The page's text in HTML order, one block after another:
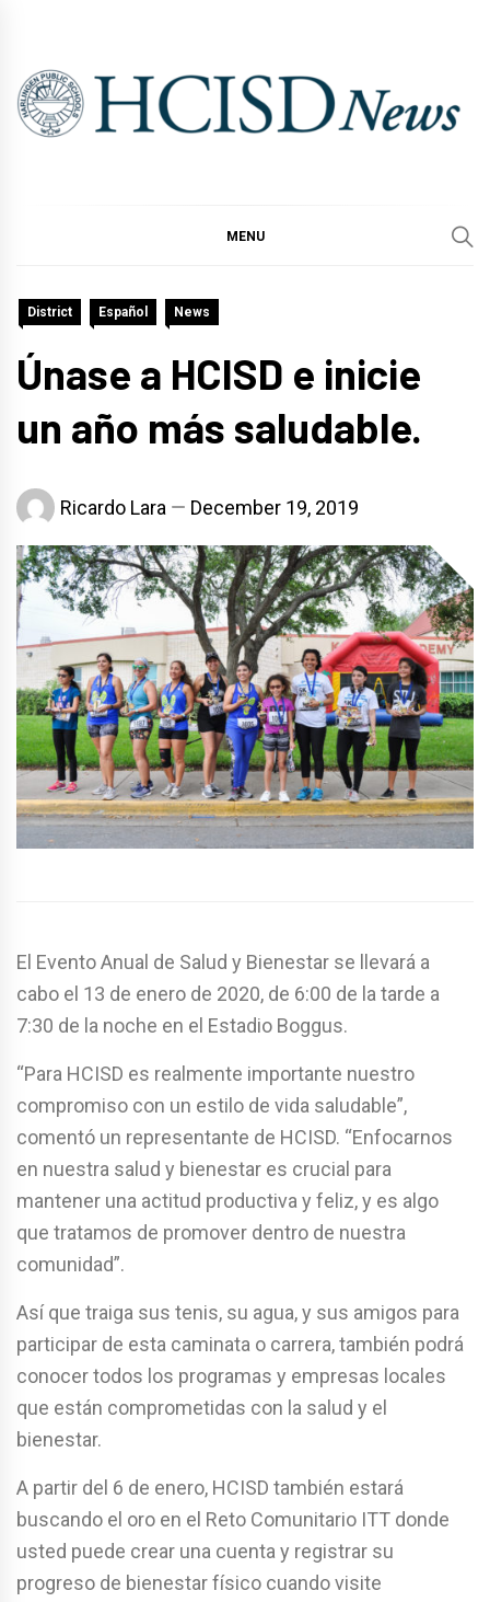
content
MENU
District Español News
Únase a HCISD e inicie
un año más saludable.
Ricardo Lara December 19, 2019
El Evento Anual de Salud y Bienestar se llevará a
cabo el 13 de enero de 2020, de 6:00 de la tarde a
7:30 de la noche en el Estadio Boggus.
“Para HCISD es realmente importante nuestro
compromiso con un estilo de vida saludable”,
comentó un representante de HCISD. “Enfocarnos
en nuestra salud y bienestar es crucial para
mantener una actitud productiva y feliz, y es algo
que tratamos de promover dentro de nuestra
comunidad”.
Así que traiga sus tenis, su agua, y sus amigos para
participar de esta caminata o carrera, también podrá
conocer todos los programas y empresas locales
que están comprometidas con la salud y el
bienestar.
A partir del 6 de enero, HCISD también estará
buscando el oro en el Reto Comunitario ITT donde
usted puede crear una cuenta y registrar su
progreso de bienestar físico cuando visite